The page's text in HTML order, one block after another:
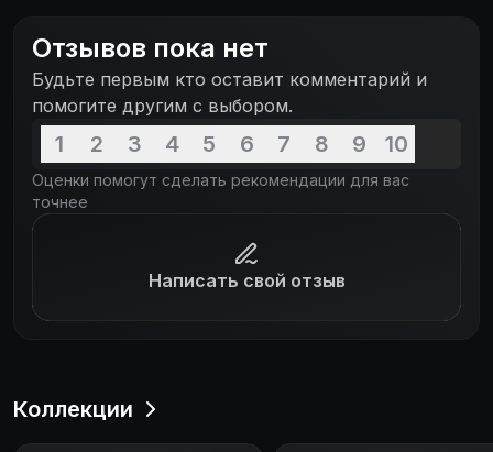
Отзывов пока нет
Будьте первым кто оставит комментарий и
помогите другим с выбором.
1 2 3 4 5 6 7 8 9 10
Оценки помогут сделать рекомендации для вас
точнее
Написать свой отзыв
Коллекции